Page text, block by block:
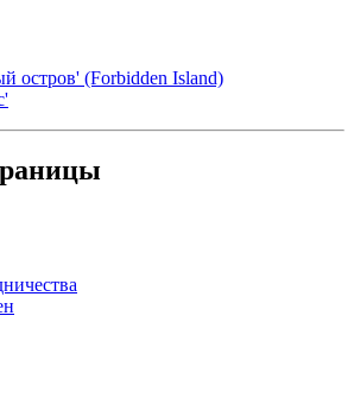
остров' (Forbidden Island)